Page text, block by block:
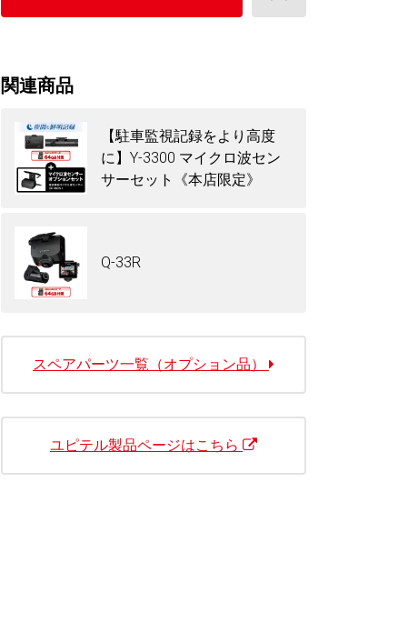
けます。
関連商品
【駐車監視記録をより高度
に】Y-3300 マイクロ波セン
サーセット《本店限定》
Q-33R
スペアパーツ一覧（オプション品）
ユピテル製品ページはこちら